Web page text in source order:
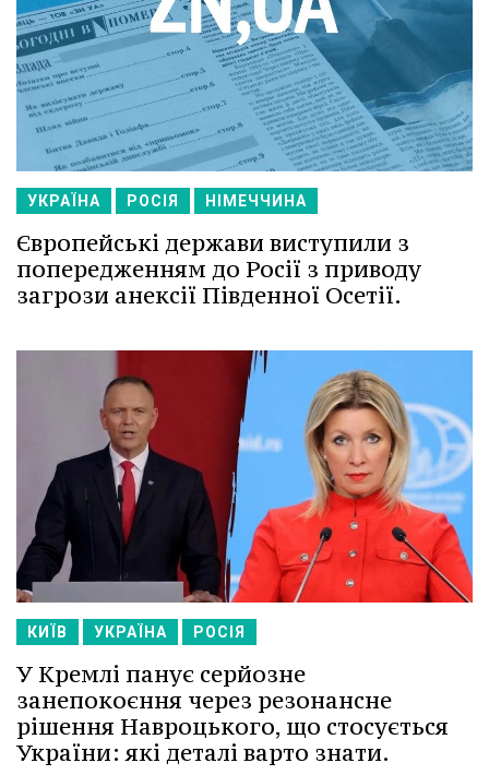
УКРАЇНА РОСІЯ НІМЕЧЧИНА
Європейські держави виступили з
попередженням до Росії з приводу
загрози анексії Південної Осетії.
КИЇВ УКРАЇНА РОСІЯ
У Кремлі панує серйозне
занепокоєння через резонансне
рішення Навроцького, що стосується
України: які деталі варто знати.